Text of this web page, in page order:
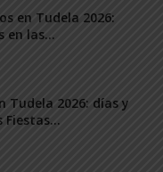
en Tudela 2026:
en las...
Tudela 2026: días y